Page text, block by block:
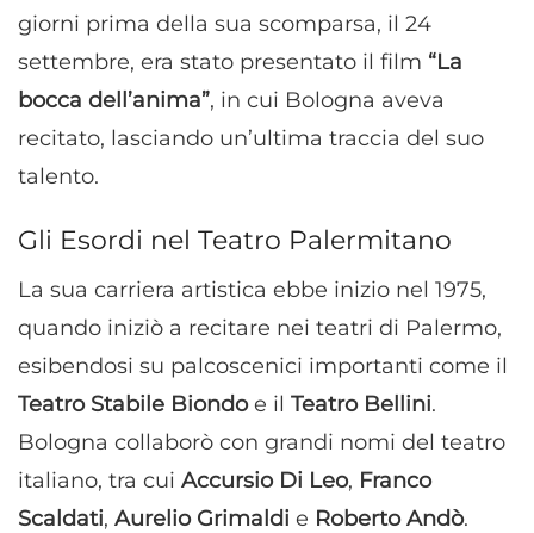
giorni prima della sua scomparsa, il 24
settembre, era stato presentato il film “La
bocca dell’anima”, in cui Bologna aveva
recitato, lasciando un’ultima traccia del suo
talento.
Gli Esordi nel Teatro Palermitano
La sua carriera artistica ebbe inizio nel 1975,
quando iniziò a recitare nei teatri di Palermo,
esibendosi su palcoscenici importanti come il
Teatro Stabile Biondoe il Teatro Bellini.
Bologna collaborò con grandi nomi del teatro
italiano, tra cui Accursio Di Leo, Franco
Scaldati, Aurelio Grimaldi e Roberto Andò.